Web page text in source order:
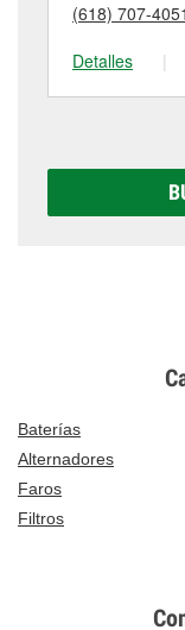
en 1900 Hart
tienda #1186
(618) 707-4051
Detalles
|
Baterías
Alternadores
Faros
Filtros